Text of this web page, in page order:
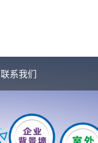
联系我们